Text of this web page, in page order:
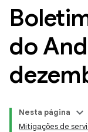
do
Nesta página
Mitigações de